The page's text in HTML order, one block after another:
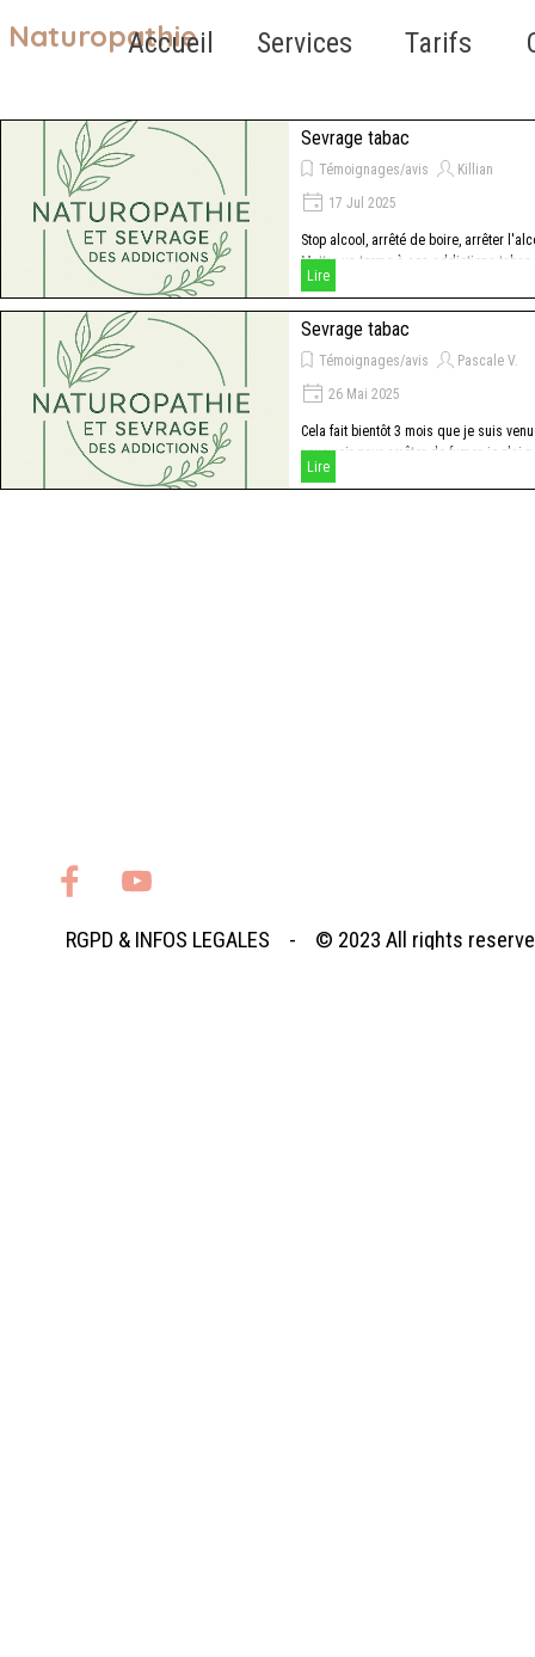
Naturopathie Sauter le
Accueil Services ▼
Tarifs
Sevrage tabac
Témoignages/avis
Killian
17 Jul 2025
Stop alcool, arrêté de boire, arrêter
Mettre un terme à ses addictions tabac
alcool
Lire
Sevrage tabac
Témoignages/avis
Pascale V.
26 Mai 2025
Cela fait bientôt 3 mois que je suis
vous voir pour arrêter de fumer, je n'ai
refumé, et ceci sans souffrance aucune.
Lire
RGPD & INFOS LEGALES - © 2023 All rights